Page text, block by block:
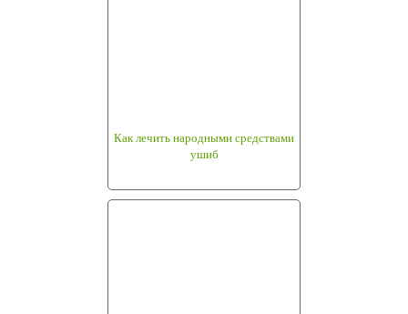
Как лечить народными средствами
ушиб